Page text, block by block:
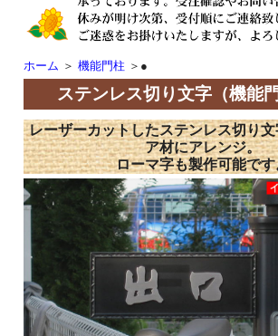
ホーム ＞ 機能門柱 ＞●
ステンレス切り文字（機能
レーザーカットしたステンレス切り
ア材にアレンジ。
ローマ字も製作可能です